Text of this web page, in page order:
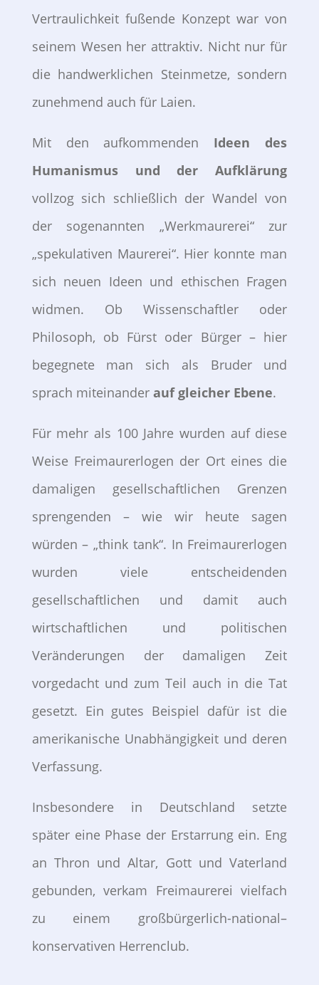
Vertraulichkeit fußende Konzept war von
seinem Wesen her attraktiv. Nicht nur für
die handwerklichen Steinmetze, sondern
zunehmend auch für Laien.
Mit den aufkommenden Ideen des
Humanismus und der Aufklärung
vollzog sich schließlich der Wandel von
der sogenannten „Werkmaurerei“ zur
„spekulativen Maurerei“. Hier konnte man
sich neuen Ideen und ethischen Fragen
widmen. Ob Wissenschaftler oder
Philosoph, ob Fürst oder Bürger – hier
begegnete man sich als Bruder und
sprach miteinander auf gleicher Ebene.
Für mehr als 100 Jahre wurden auf diese
Weise Freimaurerlogen der Ort eines die
damaligen gesellschaftlichen Grenzen
sprengenden – wie wir heute sagen
würden – „think tank“. In Freimaurerlogen
wurden viele entscheidenden
gesellschaftlichen und damit auch
wirtschaftlichen und politischen
Veränderungen der damaligen Zeit
vorgedacht und zum Teil auch in die Tat
gesetzt. Ein gutes Beispiel dafür ist die
amerikanische Unabhängigkeit und deren
Verfassung.
Insbesondere in Deutschland setzte
später eine Phase der Erstarrung ein. Eng
an Thron und Altar, Gott und Vaterland
gebunden, verkam Freimaurerei vielfach
zu einem großbürgerlich-national–
konservativen Herrenclub.